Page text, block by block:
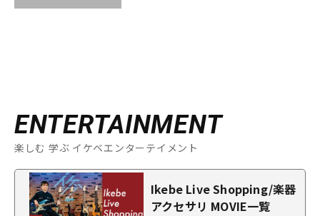
ENTERTAINMENT
楽しむ 学ぶ イケベエンターテイメント
Ikebe Live Shopping/楽器
アクセサリ MOVIE一覧